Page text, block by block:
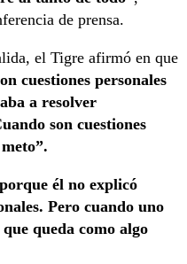
de prensa.
el Tigre afirmó en que
cuestiones personales
a resolver
son cuestiones
él no explicó
Pero cuando uno
queda como algo